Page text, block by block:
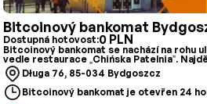
Bitcoinový bankomat
Dostupná hotovost:0 PLN
Bitcoinový bankomat se nachází na rohu
vedle restaurace „Chińska Patelnia”.
Długa 76, 85-034 Bydgoszcz
Bitcoinový bankomat je otevřen 24